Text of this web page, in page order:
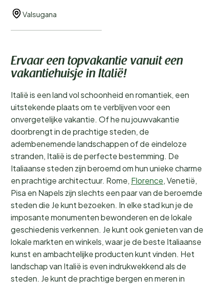
Valsugana
Ervaar een topvakantie vanuit een
vakantiehuisje in Italië!
Italië is een land vol schoonheid en romantiek, een
uitstekende plaats om te verblijven voor een
onvergetelijke vakantie. Of he nu jouwvakantie
doorbrengt in de prachtige steden, de
adembenemende landschappen of de eindeloze
stranden, Italië is de perfecte bestemming. De
Italiaanse steden zijn beroemd om hun unieke charme
en prachtige architectuur. Rome, Florence, Venetië,
Pisa en Napels zijn slechts een paar van de beroemde
steden die Je kunt bezoeken. In elke stad kun je de
imposante monumenten bewonderen en de lokale
geschiedenis verkennen. Je kunt ook genieten van de
lokale markten en winkels, waar je de beste Italiaanse
kunst en ambachtelijke producten kunt vinden. Het
landschap van Italië is even indrukwekkend als de
steden. Je kunt de prachtige bergen en meren in